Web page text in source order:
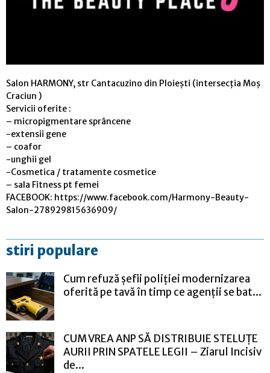
Salon HARMONY, str Cantacuzino din Ploiești (intersecția Moș
Craciun )
Servicii oferite :
– micropigmentare sprâncene
-extensii gene
– coafor
-unghii gel
-Cosmetica / tratamente cosmetice
– sala Fitness pt femei
FACEBOOK: https://www.facebook.com/Harmony-Beauty-
Salon-278929815636909/
stiri populare
Cum refuză șefii poliției modernizarea
oferită pe tavă în timp ce agenții se bat...
CUM VREA ANP SĂ DISTRIBUIE STELUȚE
AURII PRIN SPATELE LEGII – Ziarul Incisiv
de...